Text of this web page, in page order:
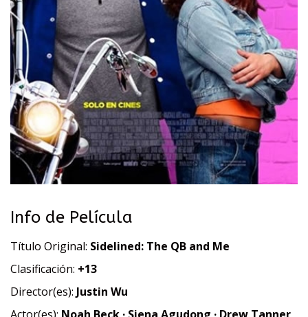
Info de Película
Título Original: Sidelined: The QB and Me
Clasificación: +13
Director(es): Justin Wu